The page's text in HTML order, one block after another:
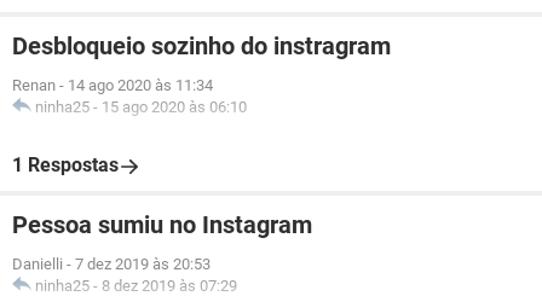
Desbloqueio sozinho do instragram
Renan - 14 ago 2020 às 11:34
ninha25 - 15 ago 2020 às 06:10
1 Respostas
Pessoa sumiu no Instagram
Danielli - 7 dez 2019 às 20:53
ninha25 - 8 dez 2019 às 07:29